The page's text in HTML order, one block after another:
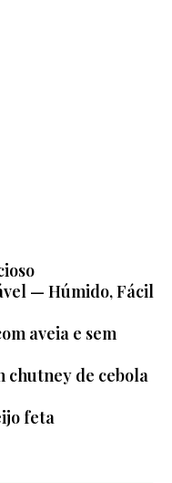
— Húmido, Fácil
aveia e sem
chutney de cebola
feta